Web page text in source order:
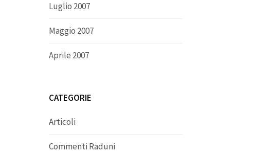
Luglio 2007
Maggio 2007
Aprile 2007
CATEGORIE
Articoli
Commenti Raduni